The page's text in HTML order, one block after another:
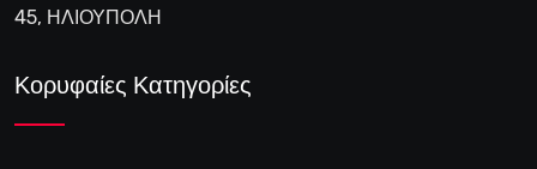
45, ΗΛΙΟΥΠΟΛΗ
Κορυφαίες Κατηγορίες